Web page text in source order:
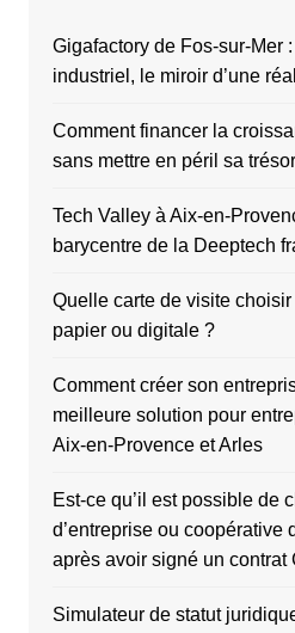
Gigafactory de Fos-sur-Mer :
industriel, le miroir d’une
Comment financer la
sans mettre en péril sa
Tech Valley à Aix-en-
barycentre de la Deeptech
Quelle carte de visite
papier ou digitale ?
Comment créer son
meilleure solution pour
Aix-en-Provence et Arles
Est-ce qu’il est possible de
d’entreprise ou coopérative
après avoir signé un contrat
Simulateur de statut